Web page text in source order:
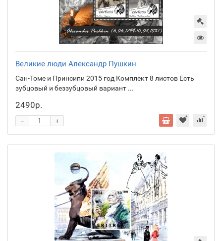
Великие люди Александр Пушкин
Сан-Томе и Принсипи 2015 год Комплект 8 листов Есть
зубцовый и беззубцовый вариант ...
2490р.
+
-